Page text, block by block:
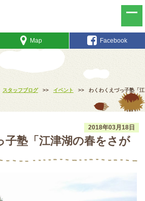
Map Facebook
スタッフブログ >> イベント >>
わくわくえづっ子塾「江
2018年03月18日
子塾「江津湖の春をさが